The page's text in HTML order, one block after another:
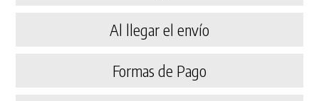
Al llegar el envío
Formas de Pago